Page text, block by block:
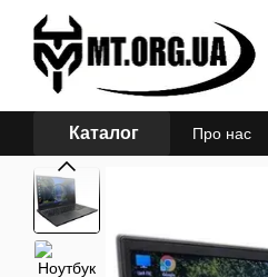
Перейти до основного контенту
Каталог Про нас